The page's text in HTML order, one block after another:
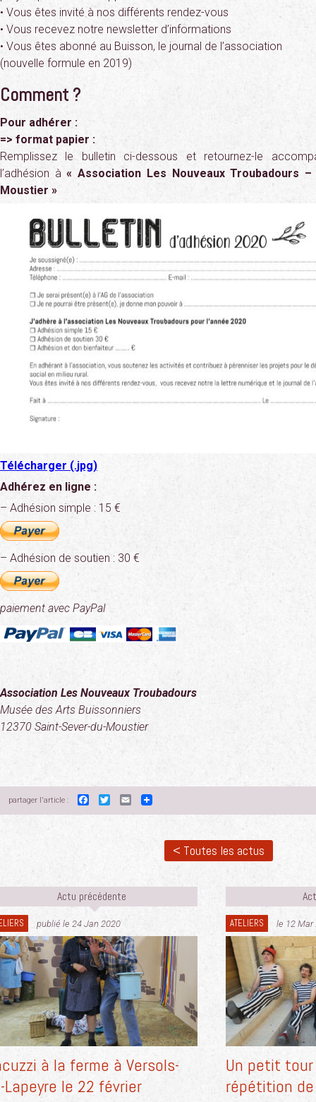
• Vous êtes invité à nos différents rendez-vous
• Vous recevez notre newsletter d’informations
• Vous êtes abonné au Buisson, le journal de l’association
(nouvelle formule en 2019)
Comment ?
Pour adhérer :
=> format papier :
Remplissez le bulletin ci-dessous et retournez-le
l’adhésion à« Association Les Nouveaux Troubadours
Moustier »
Télécharger (.jpg)
Adhérez en ligne :
– Adhésion simple : 15 €
– Adhésion de soutien : 30 €
paiement avec PayPal
Association Les Nouveaux Troubadours
Musée des Arts Buissonniers
12370 Saint-Sever-du-Moustier
partager l'article : Facebook
TwitterEmail
< Toutes les actus
Actu précédente
publié le 24 Jan 2020
à la ferme à Versols-
le 22 février
ATELIERS le 12 Mar
Un petit
répétition